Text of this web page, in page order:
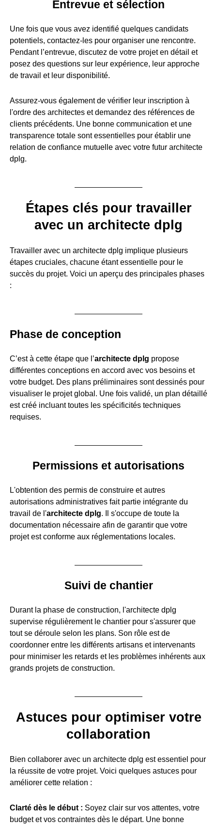
Entrevue et sélection
Une fois que vous avez identifié quelques candidats
potentiels, contactez-les pour organiser une rencontre.
Pendant l’entrevue, discutez de votre projet en détail et
posez des questions sur leur expérience, leur approche
de travail et leur disponibilité.
Assurez-vous également de vérifier leur inscription à
l'ordre des architectes et demandez des références de
clients précédents. Une bonne communication et une
transparence totale sont essentielles pour établir une
relation de confiance mutuelle avec votre futur architecte
dplg.
Étapes clés pour travailler
avec un architecte dplg
Travailler avec un architecte dplg implique plusieurs
étapes cruciales, chacune étant essentielle pour le
succès du projet. Voici un aperçu des principales phases
:
Phase de conception
C’est à cette étape que l’architecte dplg propose
différentes conceptions en accord avec vos besoins et
votre budget. Des plans préliminaires sont dessinés pour
visualiser le projet global. Une fois validé, un plan détaillé
est créé incluant toutes les spécificités techniques
requises.
Permissions et autorisations
L'obtention des permis de construire et autres
autorisations administratives fait partie intégrante du
travail de l'architecte dplg. Il s'occupe de toute la
documentation nécessaire afin de garantir que votre
projet est conforme aux réglementations locales.
Suivi de chantier
Durant la phase de construction, l'architecte dplg
supervise régulièrement le chantier pour s'assurer que
tout se déroule selon les plans. Son rôle est de
coordonner entre les différents artisans et intervenants
pour minimiser les retards et les problèmes inhérents aux
grands projets de construction.
Astuces pour optimiser votre
collaboration
Bien collaborer avec un architecte dplg est essentiel pour
la réussite de votre projet. Voici quelques astuces pour
améliorer cette relation :
Clarté dès le début : Soyez clair sur vos attentes, votre
budget et vos contraintes dès le départ. Une bonne